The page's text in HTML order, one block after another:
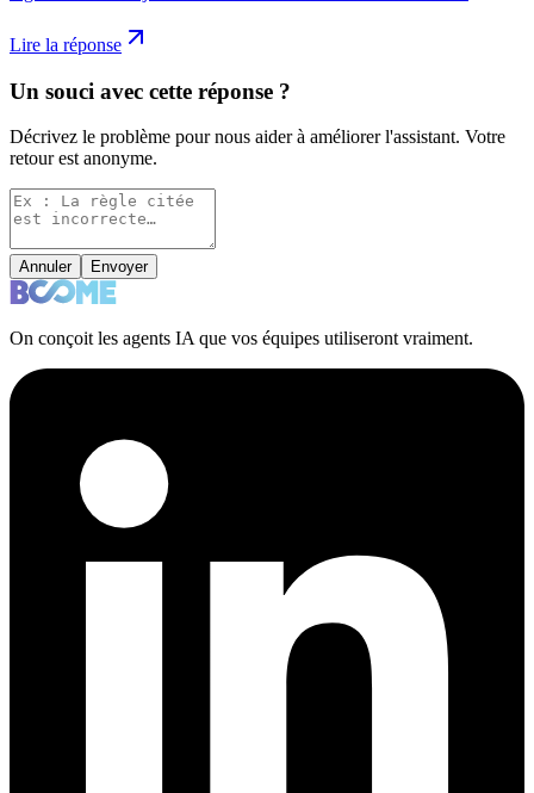
Lire la réponse
Un souci avec cette réponse ?
Décrivez le problème pour nous aider à améliorer l'assistant. Votre
retour est anonyme.
Annuler Envoyer
On conçoit les agents IA que vos équipes utiliseront vraiment.